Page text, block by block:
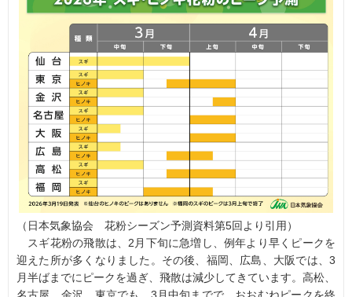
（日本気象協会 花粉シーズン予測資料第5回より引用）
スギ花粉の飛散は、2月下旬に急増し、例年より早くピークを
迎えた所が多くなりました。その後、福岡、広島、大阪では、3
月半ばまでにピークを過ぎ、飛散は減少してきています。高松、